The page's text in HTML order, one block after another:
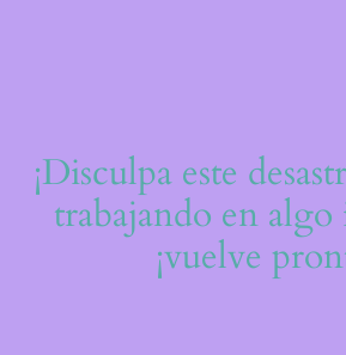
¡Disculpa este
trabajando en
¡vuelve